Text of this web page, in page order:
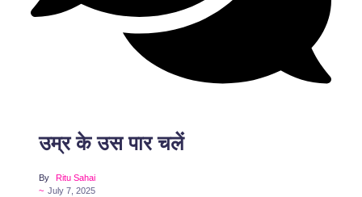
उम्र के उस पार चलें
By
Ritu Sahai
~ July 7, 2025